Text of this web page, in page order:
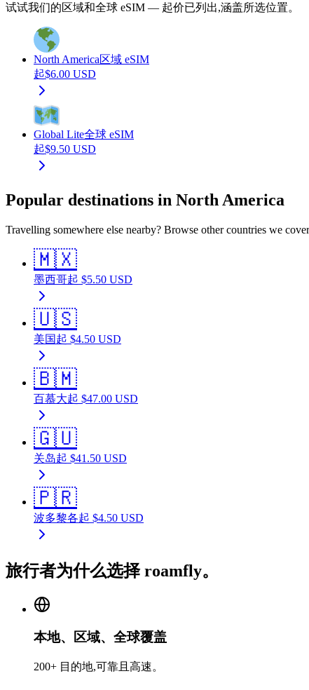
试试我们的区域和全球 eSIM — 起价已列出,涵盖所选位置。
North America区域 eSIM
起$6.00 USD
Global Lite全球 eSIM
起$9.50 USD
Popular destinations in North America
Travelling somewhere else nearby? Browse other countries we
🇲🇽
墨西哥起 $5.50 USD
🇺🇸
美国起 $4.50 USD
🇧🇲
百慕大起 $47.00 USD
🇬🇺
关岛起 $41.50 USD
🇵🇷
波多黎各起 $4.50 USD
旅行者为什么选择 roamfly。
本地、区域、全球覆盖
200+ 目的地,可靠且高速。